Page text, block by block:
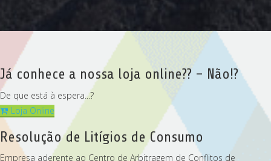
Já conhece a nossa loja online?? – Não!?
De que está à espera...?
Loja Online
Resolução de Litígios de Consumo
Empresa aderente ao Centro de Arbitragem de Conflitos de